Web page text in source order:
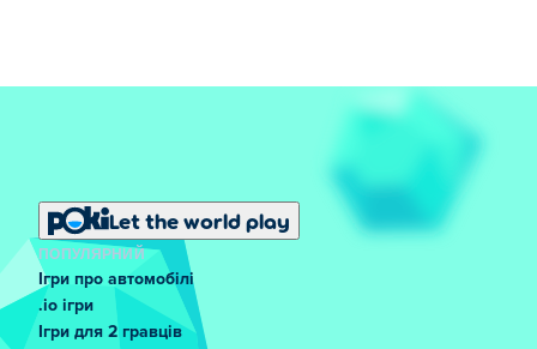
Let the world play
ПОПУЛЯРНИЙ
Ігри про автомобілі
.io ігри
Ігри для 2 гравців